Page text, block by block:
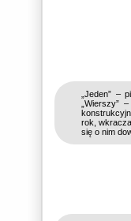
„Jeden” –
„Wierszy”
rok,
się o nim